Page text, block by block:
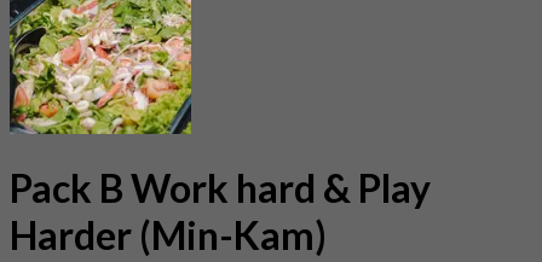
Pack B Work hard & Play
Harder (Min-Kam)